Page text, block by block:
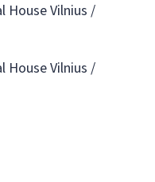
House Vilnius /
House Vilnius /